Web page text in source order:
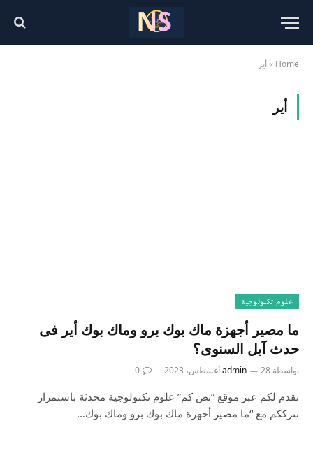
Home
»أير
أير
علوم تكنولوجية
ما مصير أجهزة ماك بوك برو وماك بوك أير فى
حدث آبل السنوى؟
بواسطة admin 28 أغسطس، 2023 0
نقدم لكم عبر موقع “نص كم” علوم تكنولوجية محدثة باستمرار
نترككم مع “ما مصير أجهزة ماك بوك برو وماك بوك…